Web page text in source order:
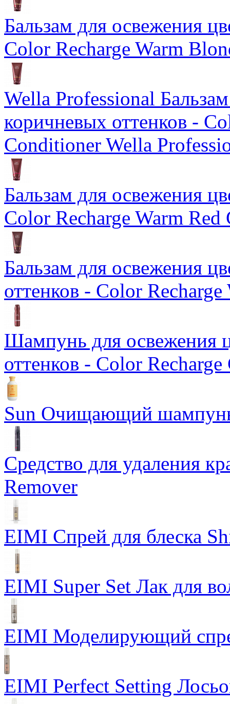
Бальзам для освежения
Color Recharge Warm
Wella Professional
коричневых оттенков -
Conditioner Wella
Бальзам для освежения
Color Recharge Warm
Бальзам для освежения
оттенков - Color
Шампунь для освежения
оттенков - Color
Sun Очищающий
Средство для удаления
Remover
EIMI Спрей для блеска
EIMI Super Set Лак для
EIMI Моделирующий
EIMI Perfect Setting